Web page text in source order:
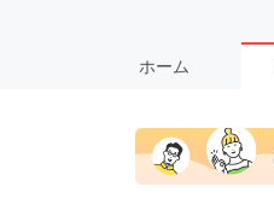
ホーム